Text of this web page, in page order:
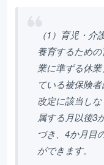
（1）育児・
養育するため
業に準ずる休
ている被保険
改定に該当し
属する月以後3
づき、4か月目
ができます。